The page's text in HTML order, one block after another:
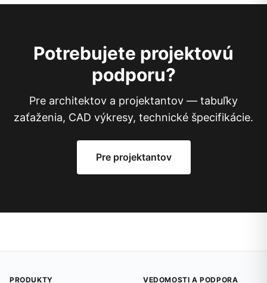
Potrebujete projektovú
podporu?
Pre architektov a projektantov — tabuľky
zaťaženia, CAD výkresy, technické špecifikácie.
Pre projektantov
PRODUKTY VEDOMOSTI A PODPORA